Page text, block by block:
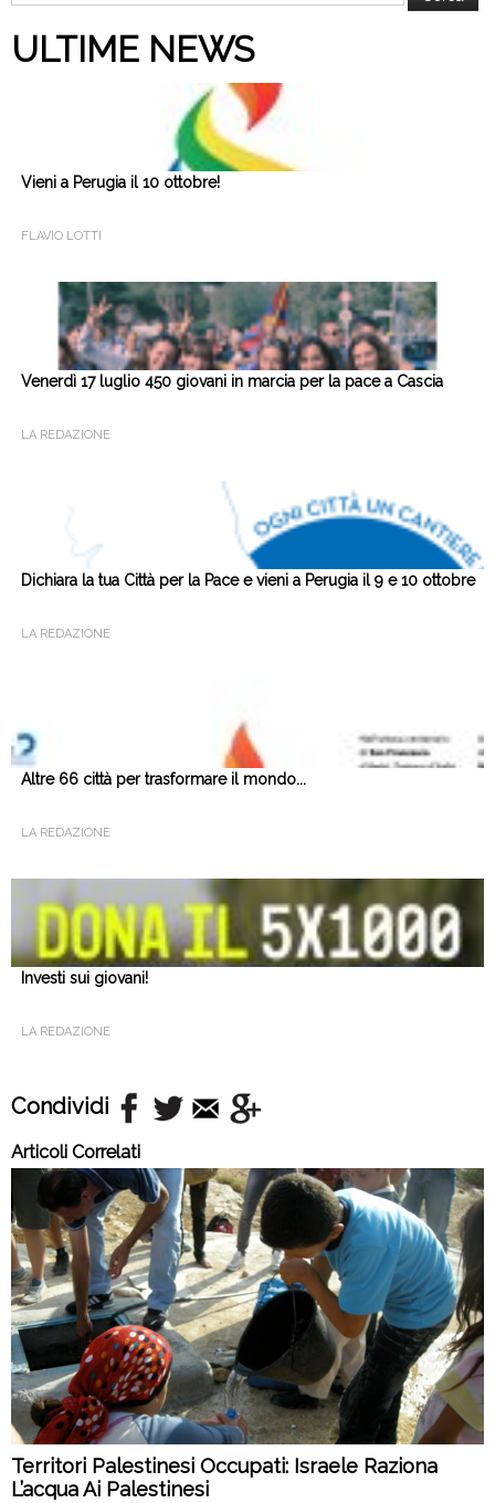
per:
ULTIME NEWS
Vieni a Perugia il 10 ottobre!
FLAVIO LOTTI
Venerdì 17 luglio 450 giovani in marcia per la pace a Cascia
LA REDAZIONE
Dichiara la tua Città per la Pace e vieni a Perugia il 9 e 10 ottobre
LA REDAZIONE
Altre 66 città per trasformare il mondo...
LA REDAZIONE
Investi sui giovani!
LA REDAZIONE
Condividi
Articoli Correlati
Territori Palestinesi Occupati: Israele Raziona
L’acqua Ai Palestinesi